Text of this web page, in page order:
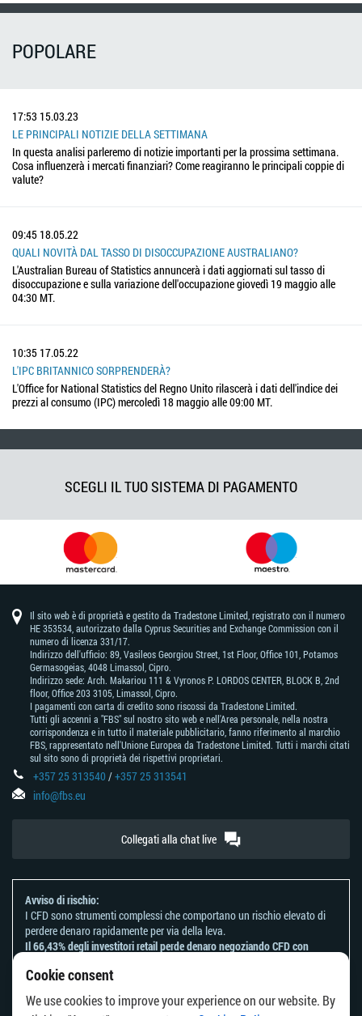
Cookie consent
We use cookies to improve your experience on our website. By
POPOLARE
17:53 15.03.23
LE PRINCIPALI NOTIZIE DELLA SETTIMANA
In questa analisi parleremo di notizie importanti per la prossima settimana.
Cosa influenzerà i mercati finanziari? Come reagiranno le principali coppie di
valute?
09:45 18.05.22
QUALI NOVITÀ DAL TASSO DI DISOCCUPAZIONE AUSTRALIANO?
L'Australian Bureau of Statistics annuncerà i dati aggiornati sul tasso di
disoccupazione e sulla variazione dell'occupazione giovedì 19 maggio alle
04:30 MT.
10:35 17.05.22
L'IPC BRITANNICO SORPRENDERÀ?
L'Office for National Statistics del Regno Unito rilascerà i dati dell'indice dei
prezzi al consumo (IPC) mercoledì 18 maggio alle 09:00 MT.
SCEGLI IL TUO SISTEMA DI PAGAMENTO
Il sito web è di proprietà e gestito da Tradestone Limited, registrato con il numero
HE 353534, autorizzato dalla Cyprus Securities and Exchange Commission con il
numero di licenza 331/17.
Indirizzo dell'ufficio: 89, Vasileos Georgiou Street, 1st Floor, Office 101, Potamos
Germasogeias, 4048 Limassol, Cipro.
Indirizzo sede: Arch. Makariou 111 & Vyronos Р. LORDOS CENTER, BLOCK В, 2nd
floor, Office 203 3105, Limassol, Cipro.
I pagamenti con carta di credito sono riscossi da Tradestone Limited.
Tutti gli accenni a "FBS" sul nostro sito web e nell'Area personale, nella nostra
corrispondenza e in tutto il materiale pubblicitario, fanno riferimento al marchio
FBS, rappresentato nell'Unione Europea da Tradestone Limited. Tutti i marchi citati
sul sito sono di proprietà dei rispettivi proprietari.
+357 25 313540/+357 25 313541
info@fbs.eu
Collegati alla chat live
Avviso di rischio:
I CFD sono strumenti complessi che comportano un rischio elevato di
perdere denaro rapidamente per via della leva.
Il 66,43% degli investitori retail perde denaro negoziando CFD con
Dovresti considerare se comprendi come funzionano i CFD e se puoi
permetterti di correre il rischio di perdere il tuo denaro.
Fai riferimento alla nostraInformativa sui rischi.